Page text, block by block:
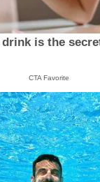
is the
CTA Favorite